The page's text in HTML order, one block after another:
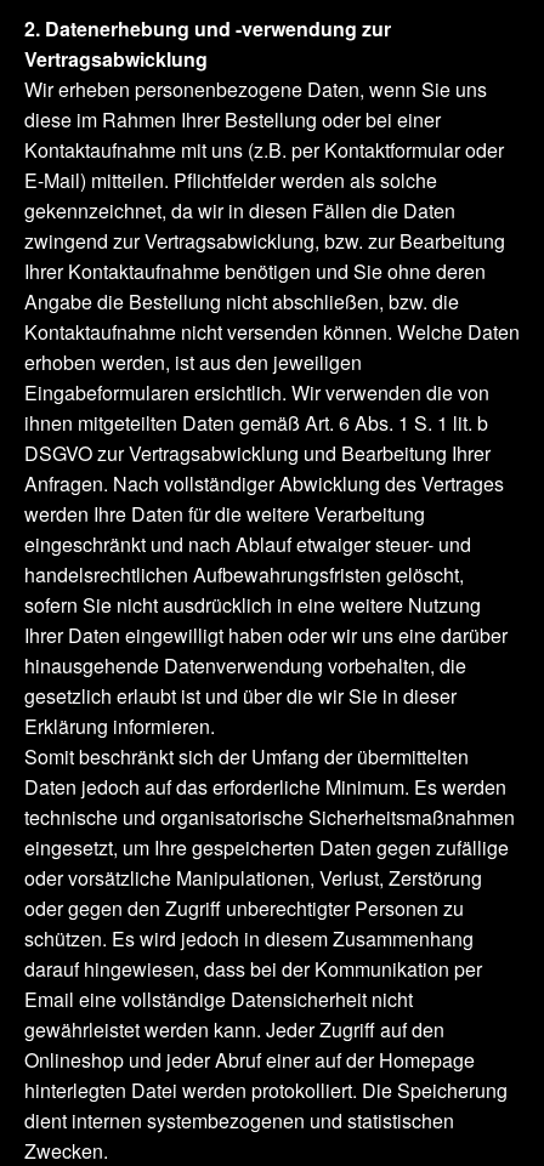
2. Datenerhebung und -verwendung zur
Vertragsabwicklung
Wir erheben personenbezogene Daten, wenn Sie uns
diese im Rahmen Ihrer Bestellung oder bei einer
Kontaktaufnahme mit uns (z.B. per Kontaktformular oder
E-Mail) mitteilen. Pflichtfelder werden als solche
gekennzeichnet, da wir in diesen Fällen die Daten
zwingend zur Vertragsabwicklung, bzw. zur Bearbeitung
Ihrer Kontaktaufnahme benötigen und Sie ohne deren
Angabe die Bestellung nicht abschließen, bzw. die
Kontaktaufnahme nicht versenden können. Welche Daten
erhoben werden, ist aus den jeweiligen
Eingabeformularen ersichtlich. Wir verwenden die von
ihnen mitgeteilten Daten gemäß Art. 6 Abs. 1 S. 1 lit. b
DSGVO zur Vertragsabwicklung und Bearbeitung Ihrer
Anfragen. Nach vollständiger Abwicklung des Vertrages
werden Ihre Daten für die weitere Verarbeitung
eingeschränkt und nach Ablauf etwaiger steuer- und
handelsrechtlichen Aufbewahrungsfristen gelöscht,
sofern Sie nicht ausdrücklich in eine weitere Nutzung
Ihrer Daten eingewilligt haben oder wir uns eine darüber
hinausgehende Datenverwendung vorbehalten, die
gesetzlich erlaubt ist und über die wir Sie in dieser
Erklärung informieren.
Somit beschränkt sich der Umfang der übermittelten
Daten jedoch auf das erforderliche Minimum. Es werden
technische und organisatorische Sicherheitsmaßnahmen
eingesetzt, um Ihre gespeicherten Daten gegen zufällige
oder vorsätzliche Manipulationen, Verlust, Zerstörung
oder gegen den Zugriff unberechtigter Personen zu
schützen. Es wird jedoch in diesem Zusammenhang
darauf hingewiesen, dass bei der Kommunikation per
Email eine vollständige Datensicherheit nicht
gewährleistet werden kann. Jeder Zugriff auf den
Onlineshop und jeder Abruf einer auf der Homepage
hinterlegten Datei werden protokolliert. Die Speicherung
dient internen systembezogenen und statistischen
Zwecken.